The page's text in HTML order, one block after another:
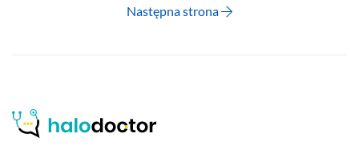
Następna strona